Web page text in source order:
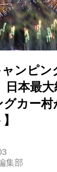
ンピン
日本最
カー村
集部